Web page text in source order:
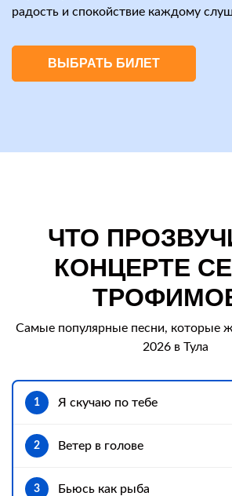
радость и спокойствие каждому
ВЫБРАТЬ БИЛЕТ
ЧТО
КОНЦЕРТЕ
Самые популярные песни, которые
2026 в Тула
1 Я скучаю по тебе
2 Ветер в голове
3 Бьюсь как рыба